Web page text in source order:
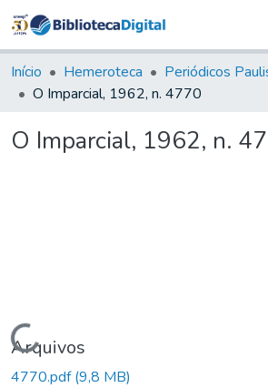
&
Coleções
Tudo na
Digital
Início Hemeroteca Periódicos
O Imparcial, 1962, n. 4770
O Imparcial, 1962, n.
Carregando...
Arquivos
4770.pdf(9,8 MB)